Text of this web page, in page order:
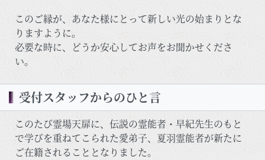
このご縁が、あなた様にとって新しい光の始まりとな
りますように。
必要な時に、どうか安心してお声をお聞かせくださ
い。
受付スタッフからのひと言
このたび霊場天扉に、伝説の霊能者・早紀先生のもと
で学びを重ねてこられた愛弟子、夏羽霊能者が新たに
ご在籍されることとなりました。